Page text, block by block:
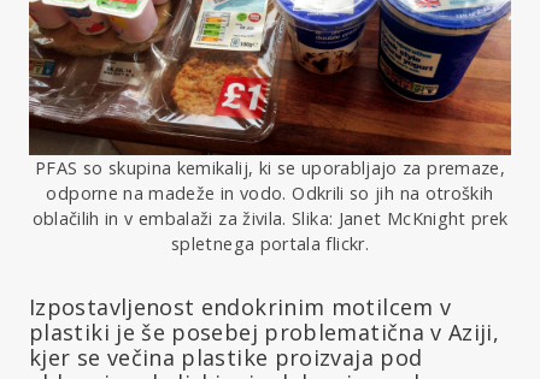
PFAS so skupina kemikalij, ki se uporabljajo za premaze,
odporne na madeže in vodo. Odkrili so jih na otroških
oblačilih in v embalaži za živila. Slika: Janet McKnight prek
spletnega portala flickr.
Izpostavljenost endokrinim motilcem v
plastiki je še posebej problematična v Aziji,
kjer se večina plastike proizvaja pod